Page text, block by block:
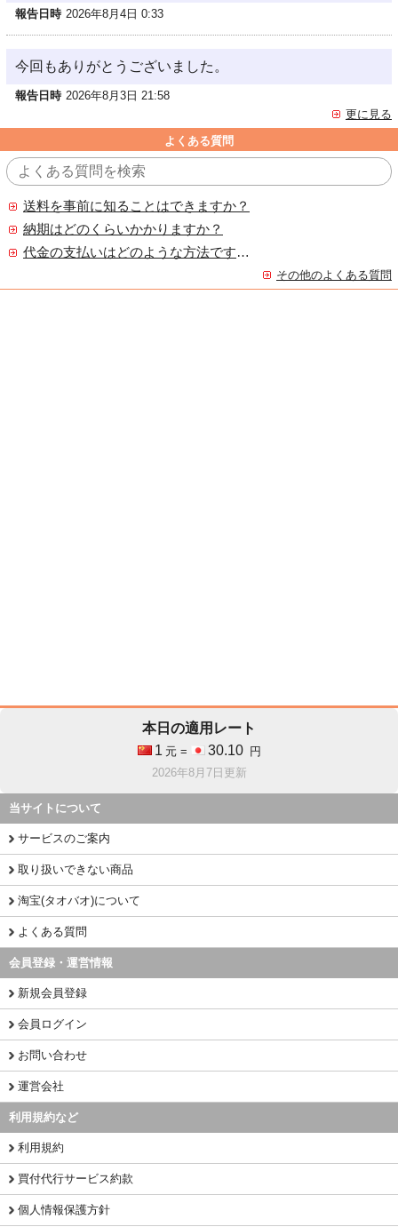
報告日時 2026年8月4日 0:33
今回もありがとうございました。
報告日時 2026年8月3日 21:58
更に見る
よくある質問
送料を事前に知ることはできますか？
納期はどのくらいかかりますか？
代金の支払いはどのような方法ですか？
その他のよくある質問
本日の適用レート
1 元 = 30.10
円
2026年8月7日更新
当サイトについて
サービスのご案内
取り扱いできない商品
淘宝(タオバオ)について
よくある質問
会員登録・運営情報
新規会員登録
会員ログイン
お問い合わせ
運営会社
利用規約など
利用規約
買付代行サービス約款
個人情報保護方針